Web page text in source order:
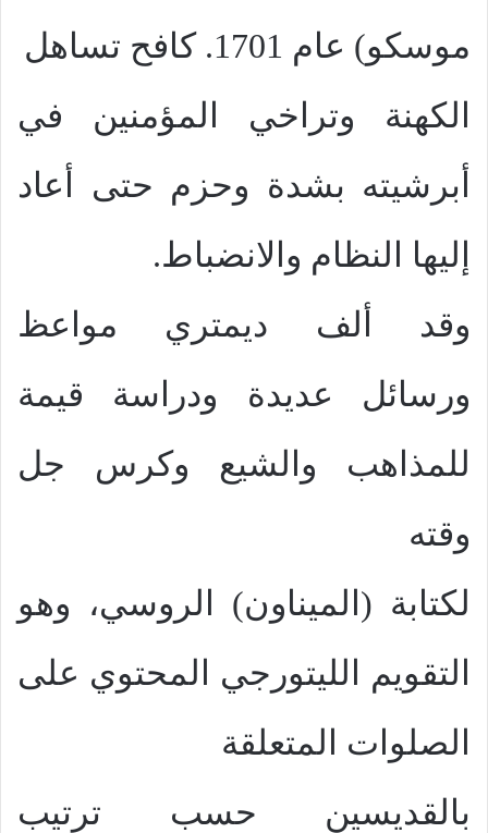
موسكو) عام 1701. كافح تساهل
الكهنة وتراخي المؤمنين في
أبرشيته بشدة وحزم حتى أعاد
إليها النظام والانضباط.
وقد ألف ديمتري مواعظ
ورسائل عديدة ودراسة قيمة
للمذاهب والشيع وكرس جل
وقته
لكتابة (الميناون) الروسي، وهو
التقويم الليتورجي المحتوي على
الصلوات المتعلقة
بالقديسين حسب ترتيب